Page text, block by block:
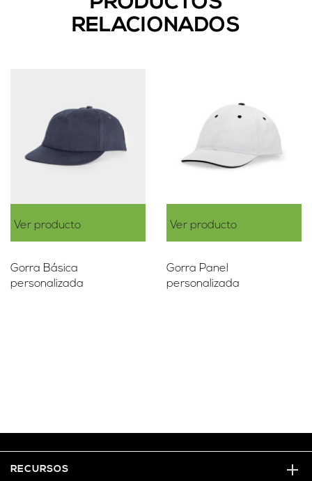
RELACIONADOS
Ver producto
Gorra Básica
personalizada
Ver producto
Gorra Panel
personalizada
RECURSOS